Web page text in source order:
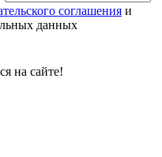
соглашения и
данных
на сайте!